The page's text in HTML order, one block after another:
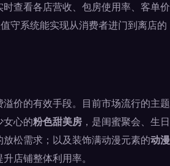
查看各店营收、包房使用率、客单价
守系统能实现从消费者进门到离店的
价的有效手段。目前市场流行的主题
女心的粉色甜美房 ，是闺蜜聚会、生日
放松需求；以及装饰满动漫元素的动漫
店铺整体利用率。